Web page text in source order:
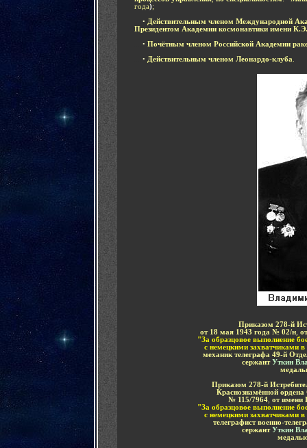
года);
• Действительным членом Международной
Президентом Академии космонавтики имени
• Почётным членом Российской Академии
• Действительным членом Леонардо-клуба
Приказом 278-й
от 18 мая 1943 года № 02/н
"За образцовое выполнение
с немецкими захватчиками
механик телеграфа 49-й
сержантУткин
Приказом 278-й
Краснознамённой ордена
№ 115/7964 от имени
"За образцовое выполнение
с немецкими захватчиками
телеграфист военно-
сержантУткин